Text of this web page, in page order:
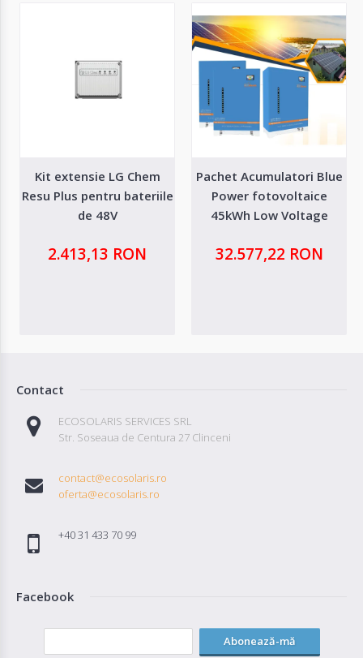
Kit extensie LG Chem
Resu Plus pentru bateriile
de 48V
2.413,13 RON
Pachet Acumulatori Blue
Power fotovoltaice
45kWh Low Voltage
32.577,22 RON
Contact
ECOSOLARIS SERVICES SRL
Str. Soseaua de Centura 27 Clinceni
contact@ecosolaris.ro
oferta@ecosolaris.ro
+40 31 433 70 99
Facebook
Abonează-mă